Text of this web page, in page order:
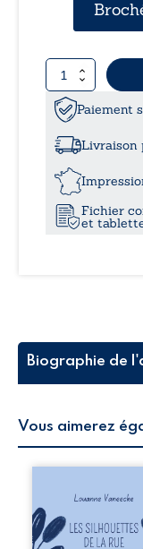
quantité
de
Guinée
L’insoutenable
du
paradis
Paiement
Livraison
Fichier
et
Biographie de
Vous aimerez
la rue
parole à